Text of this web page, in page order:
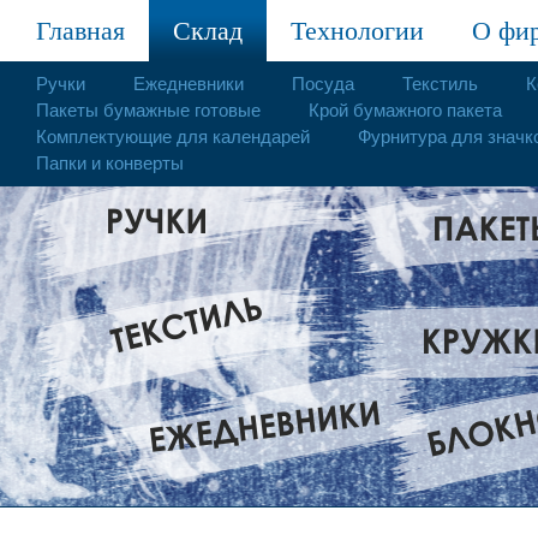
Главная Склад Технологии О
Ручки Ежедневники Посуда Текстиль
Пакеты бумажные готовые
Крой бумажного пакета
Комплектующие для календарей
Фурнитура для
Папки и конверты